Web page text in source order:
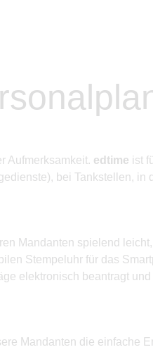
Aufmerksamkeit. edtime ist
bei Tankstellen, in
Mandanten spielend
Stempeluhr für das
elektronisch beantragt
Mandanten die einfache